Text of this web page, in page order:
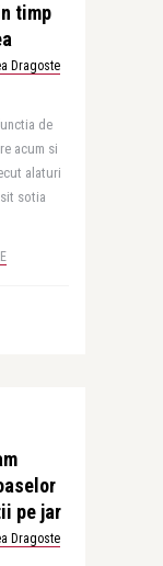
timp
Dragoste
de
acum si
alaturi
sotia
pe jar
Dragoste